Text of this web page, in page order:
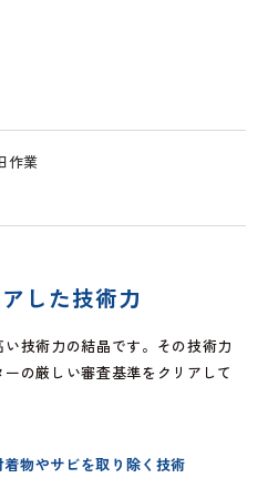
作業
した技術力
技術力の結晶です。その技術力
の厳しい審査基準をクリアして
物やサビを取り除く技術